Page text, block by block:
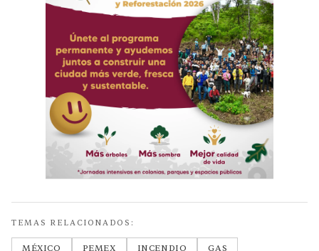
TEMAS RELACIONADOS:
MÉXICO PEMEX INCENDIO
GAS